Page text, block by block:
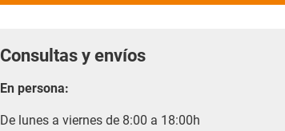
Consultas y envíos
En persona:
De lunes a viernes de 8:00 a 18:00h